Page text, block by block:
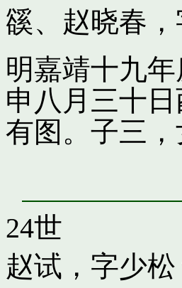
豀、 赵晓春，
明嘉靖十九
申八月三十
有图。子三，
24世
赵试，字少松